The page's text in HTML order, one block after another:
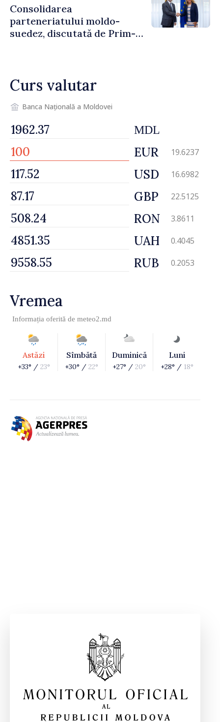
Consolidarea
parteneriatului moldo-
suedez, discutată de Prim-
Curs valutar
Banca Națională a Moldovei
MDL
EUR 19.6237
USD 16.6982
GBP 22.5125
RON 3.8611
UAH 0.4045
RUB 0.2053
Vremea
Informația oferită de meteo2.md
Astăzi
+33° / 23°
Sîmbătă
+30° / 22°
Duminică
+27° / 20°
Luni
+28° / 18°